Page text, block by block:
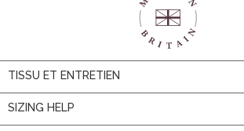
TISSU ET ENTRETIEN
SIZING HELP